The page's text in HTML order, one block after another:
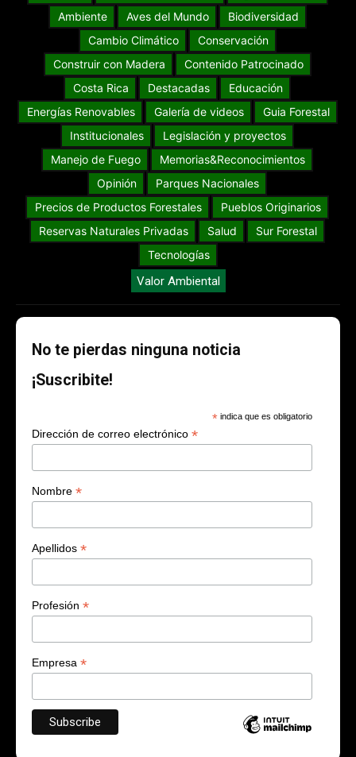
Ambiente
Aves del Mundo
Biodiversidad
Cambio Climático
Conservación
Construir con Madera
Contenido Patrocinado
Costa Rica
Destacadas
Educación
Energías Renovables
Galería de videos
Guia Forestal
Institucionales
Legislación y proyectos
Manejo de Fuego
Memorias&Reconocimientos
Opinión
Parques Nacionales
Precios de Productos Forestales
Pueblos Originarios
Reservas Naturales Privadas
Salud
Sur Forestal
Tecnologías
Valor Ambiental
No te pierdas ninguna noticia
¡Suscribite!
* indica que es obligatorio
Dirección de correo electrónico *
Nombre *
Apellidos *
Profesión *
Empresa *